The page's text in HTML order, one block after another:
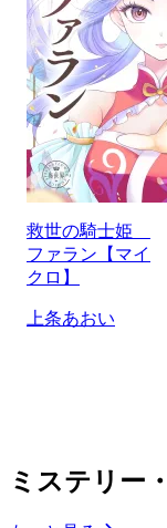
救世の騎士姫
ファラン【マイ
クロ】
上条あおい
ミステリー